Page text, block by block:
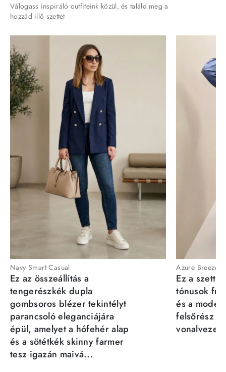
Válogass inspiráló outfiteink közül, és találd meg a
hozzád illő szettet
Navy Smart Casual
Ez az összeállítás a
tengerészkék dupla
gombsoros blézer tekintélyt
parancsoló eleganciájára
épül, amelyet a hófehér alap
és a sötétkék skinny farmer
tesz igazán maivá...
Azure Breeze
Ez a szett
tónusok
és a
felsőrész